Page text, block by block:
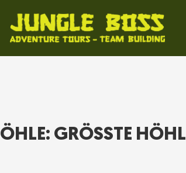
GRÖSSTE HÖHLE